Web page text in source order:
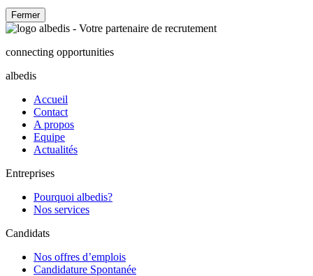
Fermer
connecting opportunities
albedis
Accueil
Contact
A propos
Equipe
Actualités
Entreprises
Pourquoi albedis?
Nos services
Candidats
Nos offres d’emplois
Candidature Spontanée